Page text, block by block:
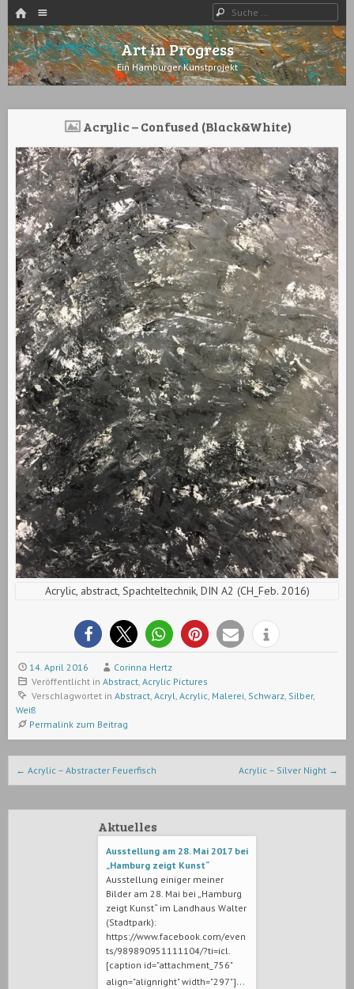
HOME
WECHSELN SIE ZUM INHALT
Suche
Art in Progress
Ein Hamburger Kunstprojekt
Acrylic – Confused (Black&White)
Acrylic, abstract, Spachteltechnik, DIN A2 (CH_Feb. 2016)
14. April 2016
Corinna Hertz
Veröffentlicht in Abstract, Acrylic Pictures
Verschlagwortet in Abstract, Acryl Acrylic, Malerei Schwarz, Silber,
Weiß
Permalink zum Beitrag
Beitrags-Navigation
← Acrylic – Abstracter Feuerfisch Acrylic – Silver Night →
Aktuelles
Ausstellung am 28. Mai 2017 bei
„Hamburg zeigt Kunst“
Ausstellung einiger meiner
Bilder am 28. Mai bei „Hamburg
zeigt Kunst“ im Landhaus Walter
(Stadtpark):
https://www.facebook.com/even
ts/989890951111104/?ti=icl.
[caption id="attachment_756"
align="alignright" width="297"]…